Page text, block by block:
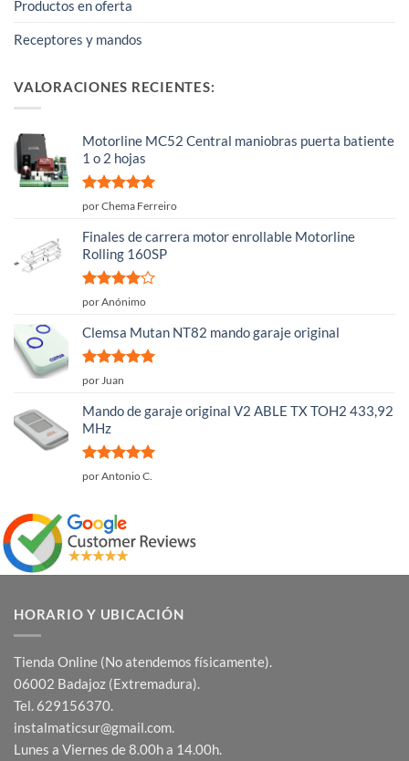
Productos en oferta
Receptores y mandos
VALORACIONES RECIENTES:
Motorline MC52 Central maniobras puerta batiente
1 o 2 hojas
Valorado
por Chema Ferreiro
Finales de carrera motor enrollable Motorline
Rolling 160SP
Valorado
5
por Anónimo
Clemsa Mutan NT82 mando garaje original
Valorado
por Juan
Mando de garaje original V2 ABLE TX TOH2 433,92
MHz
Valorado
por Antonio C.
HORARIO Y UBICACIÓN
Tienda Online (No atendemos físicamente).
06002 Badajoz (Extremadura).
Tel. 629156370.
instalmaticsur@gmail.com.
Lunes a Viernes de 8.00h a 14.00h.